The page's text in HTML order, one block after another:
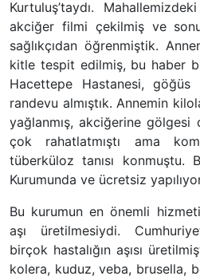
Kurtuluş’taydı.
akciğer filmi çekilmiş ve
sağlıkçıdan öğrenmiştik.
kitle tespit edilmiş, bu haber
Hacettepe Hastanesi, göğüs
randevu almıştık. Annemin
yağlanmış, akciğerine gölgesi
çok rahatlatmıştı ama
tüberküloz tanısı konmuştu.
Kurumunda ve ücretsiz
Bu kurumun en önemli
aşı üretilmesiydi.
birçok hastalığın aşısı
kolera, kuduz, veba, brusella,